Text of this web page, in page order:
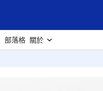
部落格 關於